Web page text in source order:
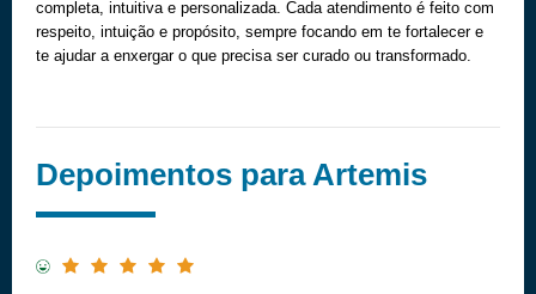
completa, intuitiva e personalizada. Cada atendimento é feito com
respeito, intuição e propósito, sempre focando em te fortalecer e
te ajudar a enxergar o que precisa ser curado ou transformado.
Depoimentos para Artemis